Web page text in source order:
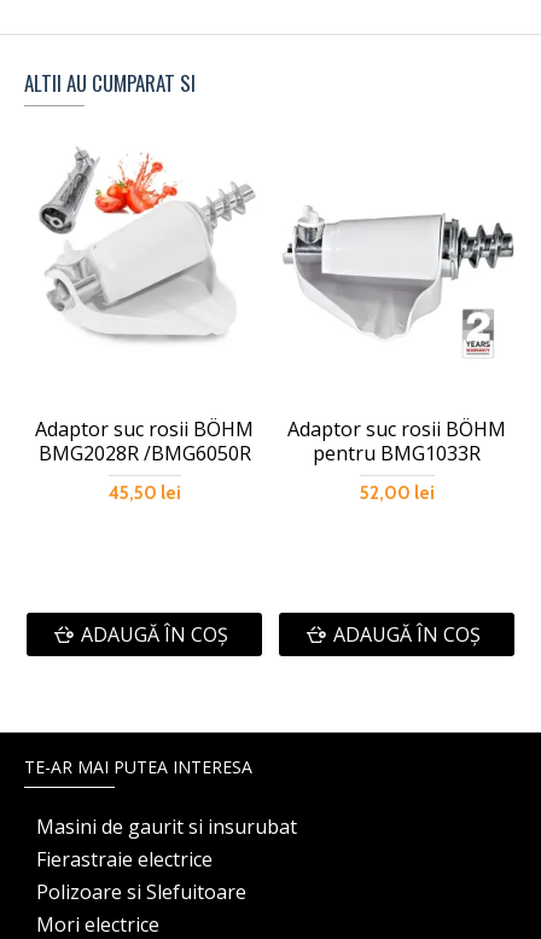
ALTII AU CUMPARAT SI
Adaptor suc rosii BÖHM
BMG2028R /BMG6050R
45,50 lei
ADAUGĂ ÎN COŞ
Adaptor suc rosii BÖHM
pentru BMG1033R
52,00 lei
ADAUGĂ ÎN COŞ
TE-AR MAI PUTEA INTERESA
Masini de gaurit si insurubat
Fierastraie electrice
Polizoare si Slefuitoare
Mori electrice